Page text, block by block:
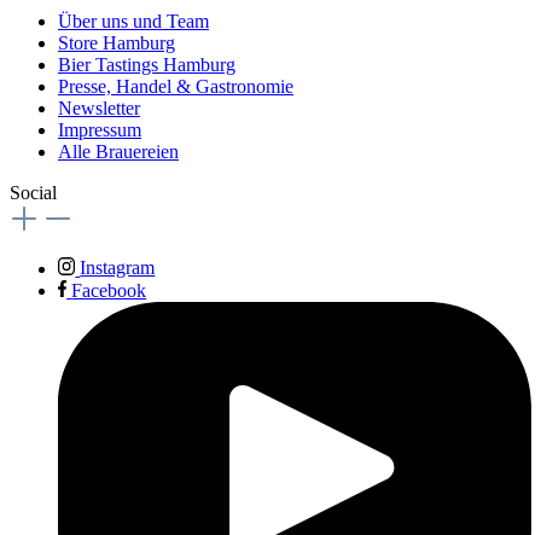
Über uns und Team
Store Hamburg
Bier Tastings Hamburg
Presse, Handel & Gastronomie
Newsletter
Impressum
Alle Brauereien
Social
Instagram
Facebook